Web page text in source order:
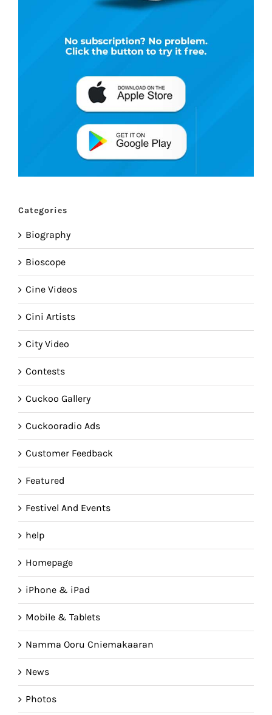
Categories
Biography
Bioscope
Cine Videos
Cini Artists
City Video
Contests
Cuckoo Gallery
Cuckooradio Ads
Customer Feedback
Featured
Festivel And Events
help
Homepage
iPhone & iPad
Mobile & Tablets
Namma Ooru Cniemakaaran
News
Photos